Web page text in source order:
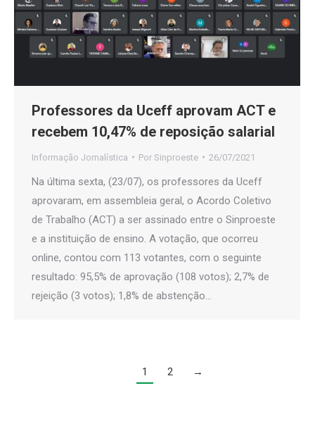
Professores da Uceff aprovam ACT e
recebem 10,47% de reposição salarial
Informação Jornalística Por Sinproeste 26/07/2021
Na última sexta, (23/07), os professores da Uceff
aprovaram, em assembleia geral, o Acordo Coletivo
de Trabalho (ACT) a ser assinado entre o Sinproeste
e a instituição de ensino. A votação, que ocorreu
online, contou com 113 votantes, com o seguinte
resultado: 95,5% de aprovação (108 votos); 2,7% de
rejeição (3 votos); 1,8% de abstenção…
1 2 →